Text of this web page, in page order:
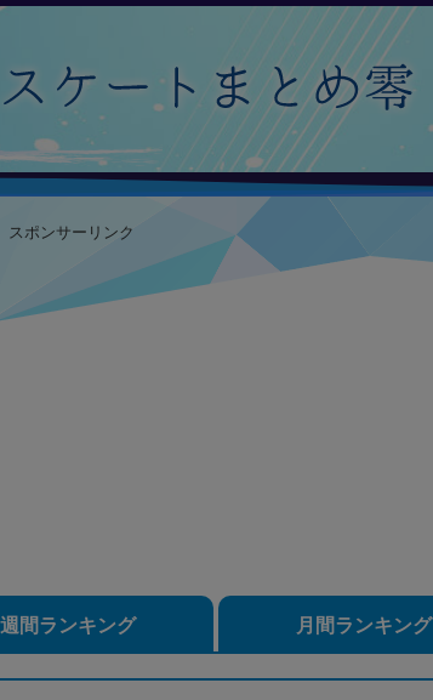
スポンサーリンク
週間ランキング 月間ランキング